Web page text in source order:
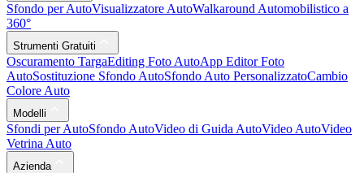
Sfondo per AutoVisualizzatore AutoWalkaround Automobilistico a
360°
Strumenti Gratuiti
Oscuramento TargaEditing Foto AutoApp Editor Foto
AutoSostituzione Sfondo AutoSfondo Auto PersonalizzatoCambio
Colore Auto
Modelli
Sfondi per AutoSfondo AutoVideo di Guida AutoVideo AutoVideo
Vetrina Auto
Azienda